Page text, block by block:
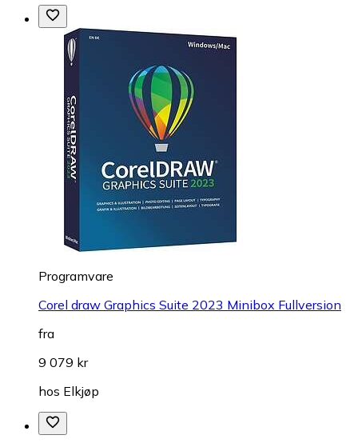
Programvare
Corel draw Graphics Suite 2023 Minibox Fullversion
fra
9 079 kr
hos Elkjøp